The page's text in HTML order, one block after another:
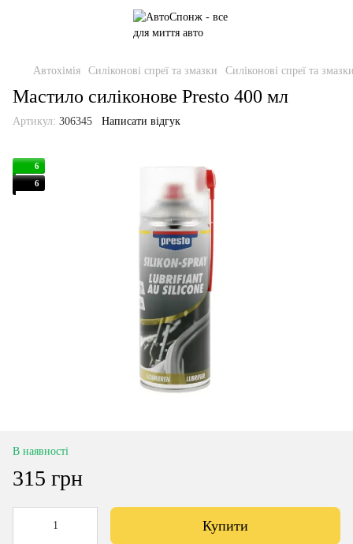
Автохімія Силіконові спреї та змазки Силіконові спреї та
Мастило силіконове Presto 400 мл
Артикул: 306345 Написати відгук
6
6
В наявності
315 грн
Купити